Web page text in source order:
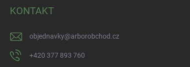
KONTAKT
objednavky@arborobchod.cz
+420 377 893 760